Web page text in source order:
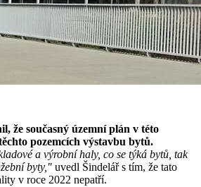
že současný územní plán v této
pozemcích výstavbu bytů.
a výrobní haly, co se týká bytů, tak
byty," uvedl Šindelář s tím, že tato
v roce 2022 nepatří.